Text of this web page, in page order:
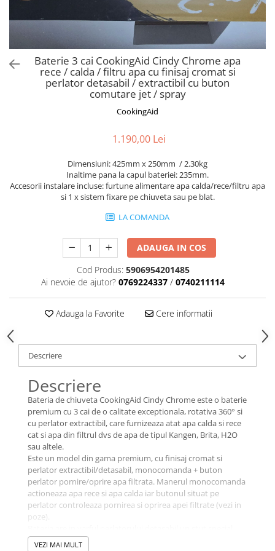
Apiratoare cu sac
Aspiratoare fara sac
Ingrijirea rufelor si a vaselor
Masini de spalat vase
Masini de spalat rufe
Masini de spalat rufe cu uscator
Baterie 3 cai CookingAid Cindy Chrome apa
rece / calda / filtru apa cu finisaj cromat si
perlator detasabil / extractibil cu buton
comutare jet / spray
CookingAid
1.190,00 Lei
Dimensiuni: 425mm x 250mm / 2.30kg
Inaltime pana la capul bateriei: 235mm.
Accesorii instalare incluse: furtune alimentare apa calda/rece/filtru apa
si 1 x sistem fixare pe chiuveta sau pe blat.
LA COMANDA
ADAUGA IN COS
Cod Produs: 5906954201485
Ai nevoie de ajutor? 0769224337 / 0740211114
Adauga la Favorite Cere informatii
Descriere
Descriere
Bateria de chiuveta CookingAid Cindy Chrome este o baterie
premium cu 3 cai de o calitate exceptionala, rotativa 360° si
cu perlator extractibil, care furnizeaza atat apa calda si rece
cat si apa din filtrul dvs de apa de tipul Kangen, Brita, H2O
sau altele.
Este un model din gama premium, cu finisaj cromat si
perlator extractibil/detasabil, monocomanda + buton
perlator pornire/oprire apa filtrata. Manerul monocomanda
actioneaza apa rece si apa calda iar butonul situat pe
perlator controleaza pornirea si oprirea apei filtrate (vezi in
poze).
prin care este furnizata apa filtrata, comandata de butonul
VEZI MAI MULT